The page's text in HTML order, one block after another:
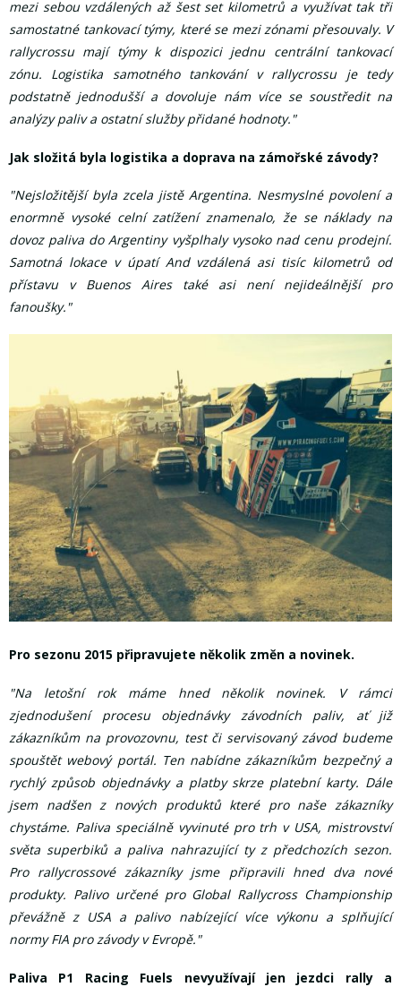
mezi sebou vzdálených až šest set kilometrů a využívat tak tři
samostatné tankovací týmy, které se mezi zónami přesouvaly. V
rallycrossu mají týmy k dispozici jednu centrální tankovací
zónu. Logistika samotného tankování v rallycrossu je tedy
podstatně jednodušší a dovoluje nám více se soustředit na
analýzy paliv a ostatní služby přidané hodnoty."
Jak složitá byla logistika a doprava na zámořské závody?
"Nejsložitější byla zcela jistě Argentina. Nesmyslné povolení a
enormně vysoké celní zatížení znamenalo, že se náklady na
dovoz paliva do Argentiny vyšplhaly vysoko nad cenu prodejní.
Samotná lokace v úpatí And vzdálená asi tisíc kilometrů od
přístavu v Buenos Aires také asi není nejideálnější pro
fanoušky."
Pro sezonu 2015 připravujete několik změn a novinek.
"Na letošní rok máme hned několik novinek. V rámci
zjednodušení procesu objednávky závodních paliv, ať již
zákazníkům na provozovnu, test či servisovaný závod budeme
spouštět webový portál. Ten nabídne zákazníkům bezpečný a
rychlý způsob objednávky a platby skrze platební karty. Dále
jsem nadšen z nových produktů které pro naše zákazníky
chystáme. Paliva speciálně vyvinuté pro trh v USA, mistrovství
světa superbiků a paliva nahrazující ty z předchozích sezon.
Pro rallycrossové zákazníky jsme připravili hned dva nové
produkty. Palivo určené pro Global Rallycross Championship
převážně z USA a palivo nabízející více výkonu a splňující
normy FIA pro závody v Evropě."
Paliva P1 Racing Fuels nevyužívají jen jezdci rally a